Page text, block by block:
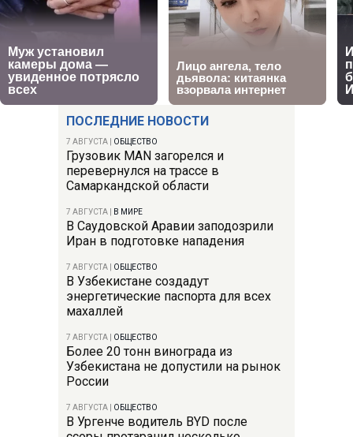
ПОСЛЕДНИЕ НОВОСТИ
7 АВГУСТА ОБЩЕСТВО
Грузовик MAN загорелся и
перевернулся на трассе в
Самаркандской области
7 АВГУСТА В МИРЕ
В Саудовской Аравии заподозрили
Иран в подготовке нападения
7 АВГУСТА ОБЩЕСТВО
В Узбекистане создадут
энергетические паспорта для всех
махаллей
7 АВГУСТА ОБЩЕСТВО
Более 20 тонн винограда из
Узбекистана не допустили на рынок
России
7 АВГУСТА ОБЩЕСТВО
В Ургенче водитель BYD после